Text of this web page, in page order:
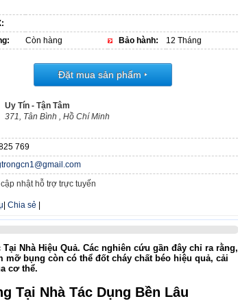
Còn hàng Bảo hành: 12 Tháng
Đặt mua sản phẩm ‣
Uy Tín - Tận Tâm
371, Tân Bình , Hồ Chí Minh
769
nhật hỗ trợ trực tuyến
Chia sẻ
Nhà Hiệu Quả. Các nghiên cứu gần đây chỉ ra rằng,
bụng còn có thể đốt cháy chất béo hiệu quả, cải
cơ thể.
Tại Nhà Tác Dụng Bền Lâu